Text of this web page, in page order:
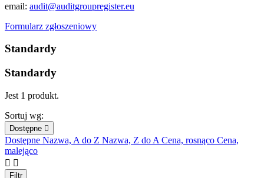
email: audit@auditgroupregister.eu
Formularz zgłoszeniowy
Standardy
Standardy
Jest 1 produkt.
Sortuj wg:
Dostępne 
Dostępne Nazwa, A do Z Nazwa, Z do A Cena, rosnąco Cena,
malejąco
 
Filtr